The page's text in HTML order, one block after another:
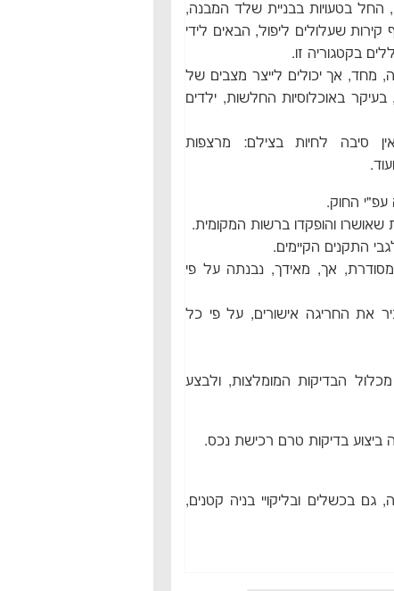
החל בטעויות בבניית שלד המבנה,
שעלולים ליפול, הבאים לידי
בקטגוריה זו.
מחד, אך יכולים לייצר מצבים של
באוכלוסיות החלשות, ילדים
סיבה לחיות בצילם: מרצפות
עפ"י החוק.
שאושרו והופקדו ברשות המקומית.
התקנים הקיימים.
אך, מאידך, נבנתה על פי
את החריגה אישורים, על פי כל
הבדיקות המומלצות, ולבצע
ביצוע בדיקות טרם רכישת נכס.
גם בכשלים ובליקויי בניה קטנים,